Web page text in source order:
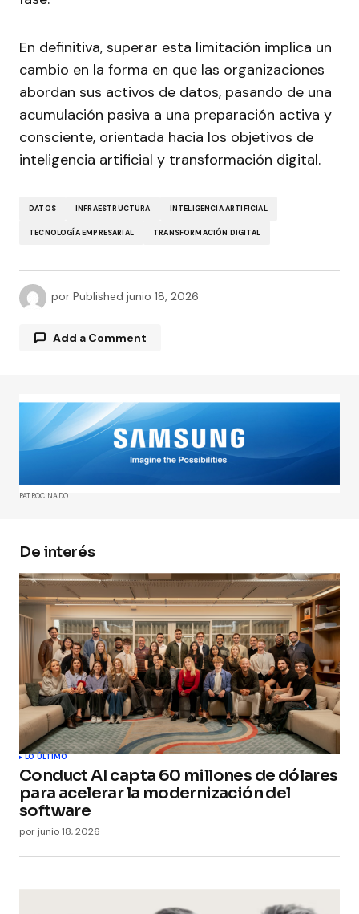
En definitiva, superar esta limitación implica un
cambio en la forma en que las organizaciones
abordan sus activos de datos, pasando de una
acumulación pasiva a una preparación activa y
consciente, orientada hacia los objetivos de
inteligencia artificial y transformación digital.
DATOS INFRAESTRUCTURA INTELIGENCIA ARTIFICIAL
TECNOLOGÍA EMPRESARIAL TRANSFORMACIÓN DIGITAL
por Published junio 18, 2026
Add a Comment
Tu dirección de correo electrónico no será
publicada.Los campos obligatorios están
marcados con*
Comment*
Your Name*
Your E-mail*
Guarda mi nombre, correo electrónico y web en
este navegador para la próxima vez que
comente.
Submit Comment
PATROCINADO
De interés
LO ÚLTIMO
Conduct AI capta 60 millones de dólares
para acelerar la modernización del
software
por junio 18, 2026